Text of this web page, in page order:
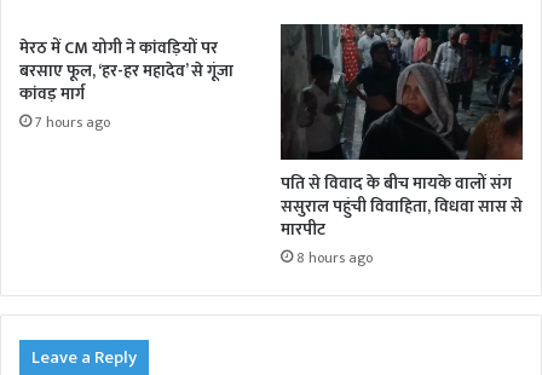
मेरठ में CM योगी ने कांवड़ियों पर
बरसाए फूल, ‘हर-हर महादेव’ से गूंजा
कांवड़ मार्ग
7 hours ago
पति से विवाद के बीच मायके वालों संग
ससुराल पहुंची विवाहिता, विधवा सास से
मारपीट
8 hours ago
Leave a Reply